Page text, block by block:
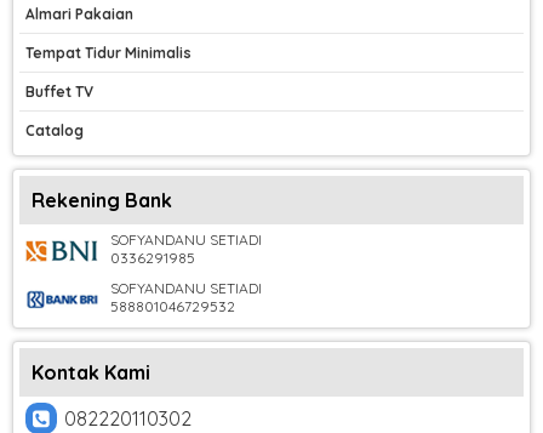
Almari Pakaian
Tempat Tidur Minimalis
Buffet TV
Catalog
Rekening Bank
SOFYANDANU SETIADI
0336291985
SOFYANDANU SETIADI
588801046729532
Kontak Kami
082220110302